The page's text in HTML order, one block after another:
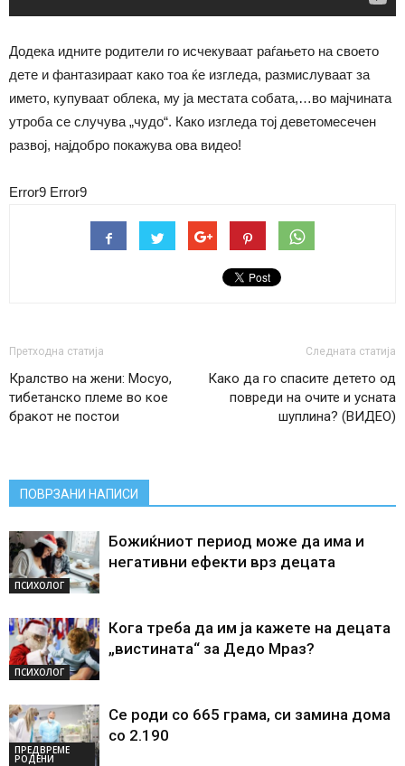
Додека идните родители го исчекуваат раѓањето на своето
дете и фантазираат како тоа ќе изгледа, размислуваат за
името, купуваат облека, му ја местата собата,…во мајчината
утроба се случува „чудо“. Како изгледа тој деветомесечен
развој, најдобро покажува ова видео!
Error9 Error9
Претходна статија
Кралство на жени: Мосуо,
тибетанско племе во кое
бракот не постои
Следната статија
Како да го спасите детето од
повреди на очите и усната
шуплина? (ВИДЕО)
ПОВРЗАНИ НАПИСИ
ПСИХОЛОГ
Божиќниот период може да има и
негативни ефекти врз децата
ПСИХОЛОГ
Кога треба да им ја кажете на децата
„вистината“ за Дедо Мраз?
ПРЕДВРЕМЕ
РОДЕНИ
Се роди со 665 грама, си замина дома
со 2.190